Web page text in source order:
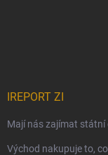
IREPORT ZI
Mají nás zajímat státní
Východ nakupuje to,